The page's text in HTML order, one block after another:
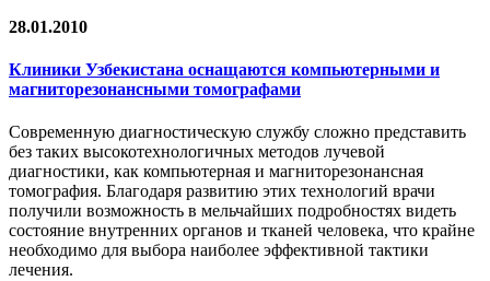
28.01.2010
Клиники Узбекистана оснащаются компьютерными и
магниторезонансными томографами
Современную диагностическую службу сложно представить
без таких высокотехнологичных методов лучевой
диагностики, как компьютерная и магниторезонансная
томография. Благодаря развитию этих технологий врачи
получили возможность в мельчайших подробностях видеть
состояние внутренних органов и тканей человека, что крайне
необходимо для выбора наиболее эффективной тактики
лечения.